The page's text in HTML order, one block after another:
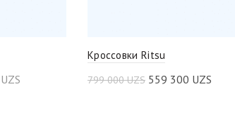
UZS
Кроссовки Ritsu
799 000UZS 559 300 UZS